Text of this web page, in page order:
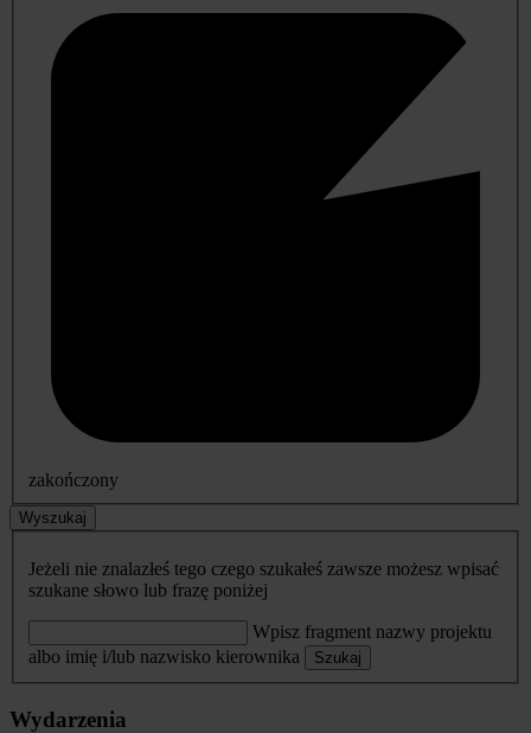
zakończony
Wyszukaj
Jeżeli nie znalazłeś tego czego szukałeś zawsze możesz wpisać
szukane słowo lub frazę poniżej
Wpisz fragment nazwy projektu
albo imię i/lub nazwisko kierownika
Szukaj
Wydarzenia